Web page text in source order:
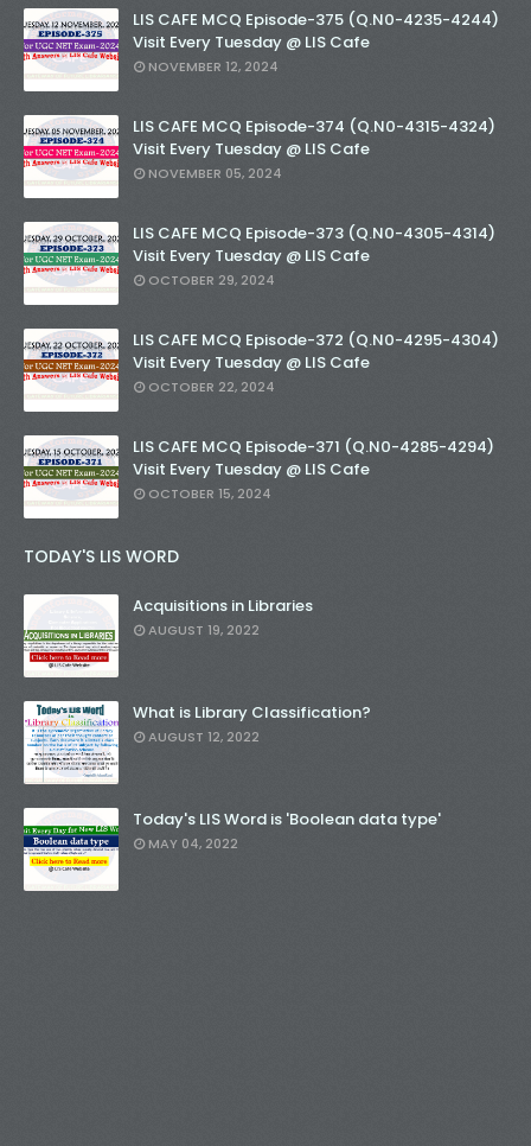
LIS CAFE MCQ Episode-375 (Q.N0-4235-4244)
Visit Every Tuesday @ LIS Cafe
NOVEMBER 12, 2024
LIS CAFE MCQ Episode-374 (Q.N0-4315-4324)
Visit Every Tuesday @ LIS Cafe
NOVEMBER 05, 2024
LIS CAFE MCQ Episode-373 (Q.N0-4305-4314)
Visit Every Tuesday @ LIS Cafe
OCTOBER 29, 2024
LIS CAFE MCQ Episode-372 (Q.N0-4295-4304)
Visit Every Tuesday @ LIS Cafe
OCTOBER 22, 2024
LIS CAFE MCQ Episode-371 (Q.N0-4285-4294)
Visit Every Tuesday @ LIS Cafe
OCTOBER 15, 2024
TODAY'S LIS WORD
Acquisitions in Libraries
AUGUST 19, 2022
What is Library Classification?
AUGUST 12, 2022
Today's LIS Word is 'Boolean data type'
MAY 04, 2022